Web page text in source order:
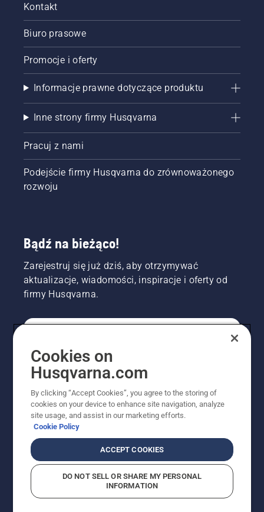
Kontakt
Biuro prasowe
Promocje i oferty
Informacje prawne dotyczące produktu
Inne strony firmy Husqvarna
Pracuj z nami
Podejście firmy Husqvarna do zrównoważonego
rozwoju
Bądź na bieżąco!
Zarejestruj się już dziś, aby otrzymywać
aktualizacje, wiadomości, inspiracje i oferty od
firmy Husqvarna.
PROFESJONALISTA
Cookies on
Husqvarna.com
By clicking “Accept Cookies”, you agree to the storing of
cookies on your device to enhance site navigation, analyze
site usage, and assist in our marketing efforts.
Cookie Policy
ACCEPT COOKIES
DO NOT SELL OR SHARE MY PERSONAL
INFORMATION